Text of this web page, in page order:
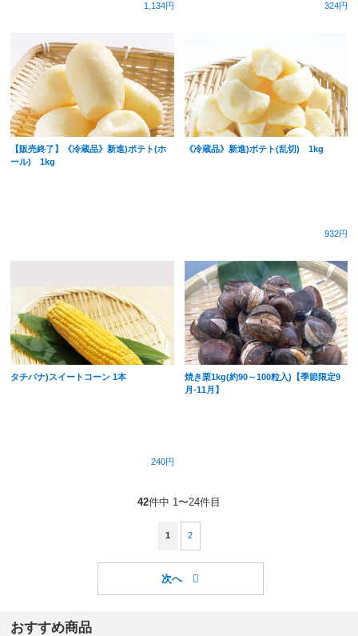
1,134円 324円
【販売終了】《冷蔵品》新進)ポテト(ホ
ール) 1kg
《冷蔵品》新進)ポテト(乱切) 1kg
932円
タチバナ)スイートコーン 1本
240円
焼き栗1kg(約90～100粒入)【季節限定9
月-11月】
42件中 1〜24件目
1 2
おすすめ商品